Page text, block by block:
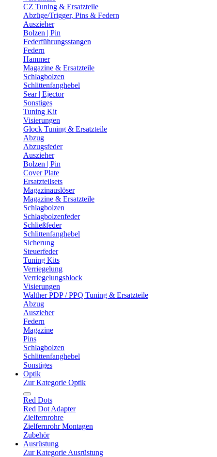
CZ Tuning & Ersatzteile
Abzüge/Trigger, Pins & Federn
Auszieher
Bolzen | Pin
Federführungsstangen
Federn
Hammer
Magazine & Ersatzteile
Schlagbolzen
Schlittenfanghebel
Sear | Ejector
Sonstiges
Tuning Kit
Visierungen
Glock Tuning & Ersatzteile
Abzug
Abzugsfeder
Auszieher
Bolzen | Pin
Cover Plate
Ersatzteilsets
Magazinauslöser
Magazine & Ersatzteile
Schlagbolzen
Schlagbolzenfeder
Schließfeder
Schlittenfanghebel
Sicherung
Steuerfeder
Tuning Kits
Verriegelung
Verriegelungsblock
Visierungen
Walther PDP / PPQ Tuning & Ersatzteile
Abzug
Auszieher
Federn
Magazine
Pins
Schlagbolzen
Schlittenfanghebel
Sonstiges
Optik
Zur Kategorie Optik
Red Dots
Red Dot Adapter
Zielfernrohre
Zielfernrohr Montagen
Zubehör
Ausrüstung
Zur Kategorie Ausrüstung